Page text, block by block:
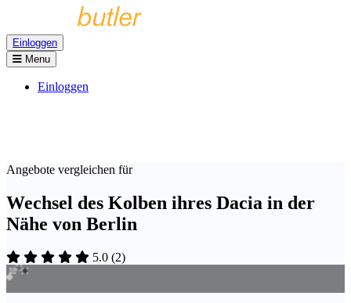
Einloggen
Menu
Einloggen
Angebote vergleichen für
Wechsel des Kolben ihres Dacia in der
Nähe von Berlin
5.0 (2)